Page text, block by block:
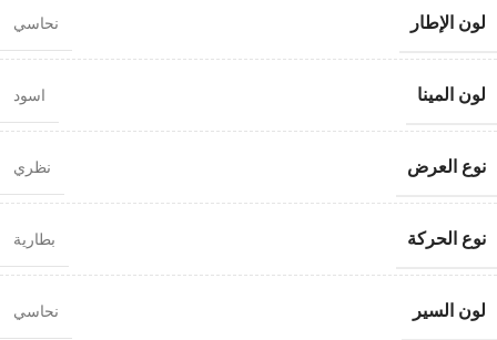
لون الإطار نحاسي
لون المينا اسود
نوع العرض نظري
نوع الحركة بطارية
لون السير نحاسي